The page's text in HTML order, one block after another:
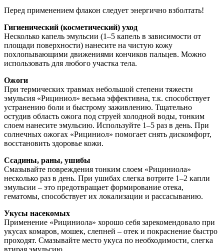
Перед применением флакон следует энергично взболтать!
Гигиенический (косметический) уход
Несколько капель эмульсии (1–5 капель в зависимости от
площади поверхности) нанесите на чистую кожу
похлопывающими движениями кончиков пальцев. Можно
использовать для любого участка тела.
Ожоги
При термических травмах небольшой степени тяжести
эмульсия «Рициниол» весьма эффективна, т.к. способствует
устранению боли и быстрому заживлению. Тщательно
остудив область ожога под струей холодной воды, тонким
слоем нанесите эмульсию. Используйте 1–5 раз в день. При
солнечных ожогах «Рициниол» помогает снять дискомфорт,
восстановить здоровье кожи.
Ссадины, раны, ушибы
Смазывайте повреждения тонким слоем «Рициниола»
несколько раз в день. При ушибах слегка вотрите 1–2 капли
эмульсии – это предотвращает формирование отека,
гематомы, способствует их локализации и рассасыванию.
Укусы насекомых
Применение «Рициниола» хорошо себя зарекомендовало при
укусах комаров, мошек, слепней – отек и покраснение быстро
проходят. Смазывайте место укуса по необходимости, слегка
втирая эмульсию.